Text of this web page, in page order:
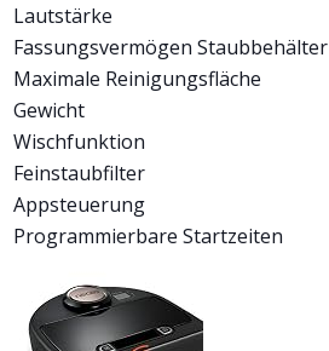
Lautstärke
Fassungsvermögen Staubbehälter
Maximale Reinigungsfläche
Gewicht
Wischfunktion
Feinstaubfilter
Appsteuerung
Programmierbare Startzeiten